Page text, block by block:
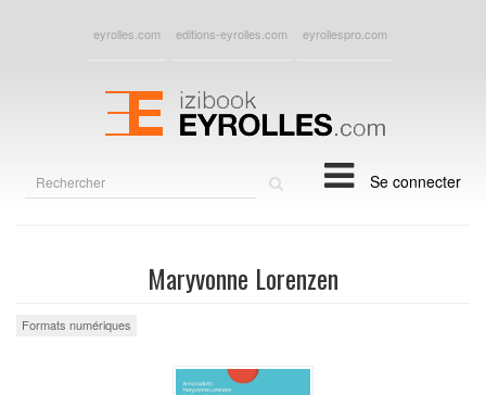
eyrolles.com editions-eyrolles.com eyrollespro.com
Se connecter
Maryvonne Lorenzen
Formats numériques